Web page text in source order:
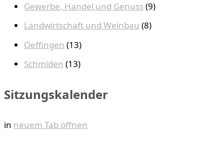
Gewerbe, Handel und Genuss(9)
Landwirtschaft und Weinbau (8)
Oeffingen (13)
Schmiden (13)
Sitzungskalender
in neuem Tab öffnen